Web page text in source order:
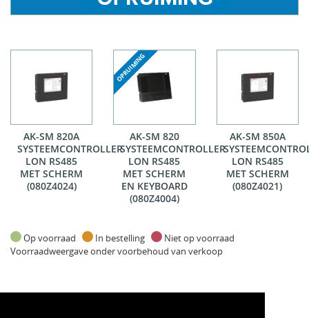
AK-SM 820A
SYSTEEMCONTROLLER
LON RS485
MET SCHERM
(080Z4024)
AK-SM 820
SYSTEEMCONTROLLER
LON RS485
MET SCHERM
EN KEYBOARD
(080Z4004)
AK-SM 850A
LON RS485
MET SCHERM
(080Z4021)
Op voorraad In bestelling
Niet op voorraad
Voorraadweergave onder voorbehoud van verkoop